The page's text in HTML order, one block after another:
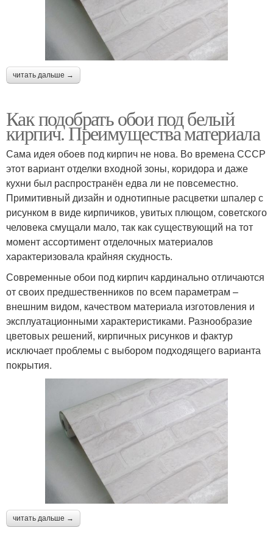
читать дальше →
Как подобрать обои под белый
кирпич. Преимущества материала
Сама идея обоев под кирпич не нова. Во времена СССР
этот вариант отделки входной зоны, коридора и даже
кухни был распространён едва ли не повсеместно.
Примитивный дизайн и однотипные расцветки шпалер с
рисунком в виде кирпичиков, увитых плющом, советского
человека смущали мало, так как существующий на тот
момент ассортимент отделочных материалов
характеризовала крайняя скудность.
Современные обои под кирпич кардинально отличаются
от своих предшественников по всем параметрам –
внешним видом, качеством материала изготовления и
эксплуатационными характеристиками. Разнообразие
цветовых решений, кирпичных рисунков и фактур
исключает проблемы с выбором подходящего варианта
покрытия.
читать дальше →